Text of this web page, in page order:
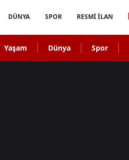
DÜNYA SPOR RESMİ İLAN
Yaşam Dünya Spor